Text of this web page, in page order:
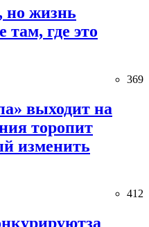
но жизнь
там, где это
369
выходит на
торопит
изменить
412